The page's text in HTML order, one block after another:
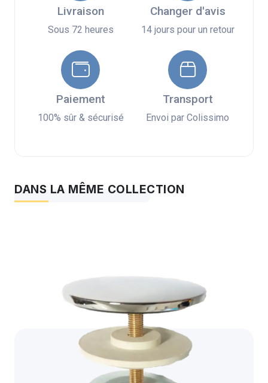
Livraison
Sous 72 heures
Changer d'avis
14 jours pour un retour
Paiement
100% sûr & sécurisé
Transport
Envoi par Colissimo
DANS LA MÊME COLLECTION